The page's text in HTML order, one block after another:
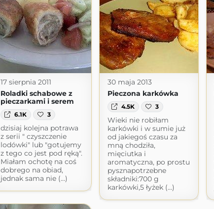
17 sierpnia 2011
Roladki schabowe z
pieczarkami i serem
6.1K 3
dzisiaj kolejna potrawa
z serii " czyszczenie
lodówki" lub "gotujemy
z tego co jest pod ręką".
Miałam ochotę na coś
dobrego na obiad,
jednak sama nie (...)
30 maja 2013
Pieczona karkówka
4.5K 3
Wieki nie robiłam
karkówki i w sumie już
od jakiegoś czasu za
mną chodziła,
mięciutka i
aromatyczna, po prostu
pysznapotrzebne
składniki:700 g
karkówki,5 łyżek (...)